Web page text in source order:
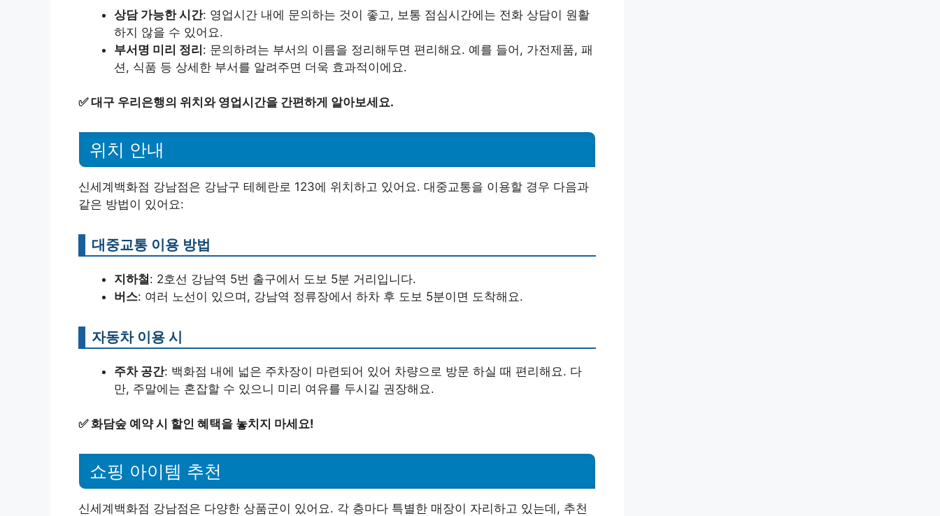
상담 가능한 시간: 영업시간 내에 문의하는 것이 좋고, 보통 점심시간에는 전화 상담이 원활
하지 않을 수 있어요.
부서명 미리 정리: 문의하려는 부서의 이름을 정리해두면 편리해요. 예를 들어, 가전제품, 패
션, 식품 등 상세한 부서를 알려주면 더욱 효과적이에요.
✅대구 우리은행의 위치와 영업시간을 간편하게 알아보세요.
위치 안내
신세계백화점 강남점은 강남구 테헤란로 123에 위치하고 있어요. 대중교통을 이용할 경우 다음과
같은 방법이 있어요:
대중교통 이용 방법
지하철: 2호선 강남역 5번 출구에서 도보 5분 거리입니다.
버스: 여러 노선이 있으며, 강남역 정류장에서 하차 후 도보 5분이면 도착해요.
자동차 이용 시
주차 공간: 백화점 내에 넓은 주차장이 마련되어 있어 차량으로 방문 하실 때 편리해요. 다
만, 주말에는 혼잡할 수 있으니 미리 여유를 두시길 권장해요.
✅화담숲 예약 시 할인 혜택을 놓치지 마세요!
쇼핑 아이템 추천
신세계백화점 강남점은 다양한 상품군이 있어요. 각 층마다 특별한 매장이 자리하고 있는데, 추천